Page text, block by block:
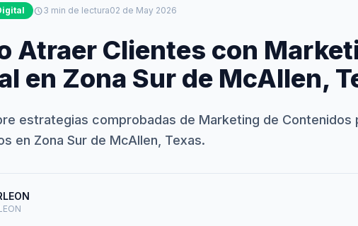
schedule3 min de lectura02 de May 2026
Atraer Clientes con
en Zona Sur de McAllen,
estrategias comprobadas de Marketing de Contenidos
en Zona Sur de McAllen, Texas.